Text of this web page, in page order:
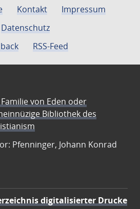
Kontakt
Impressum
Datenschutz
RSS-Feed
von Eden oder
Bibliothek des
Pfenninger, Johann Konrad
digitalisierter Drucke